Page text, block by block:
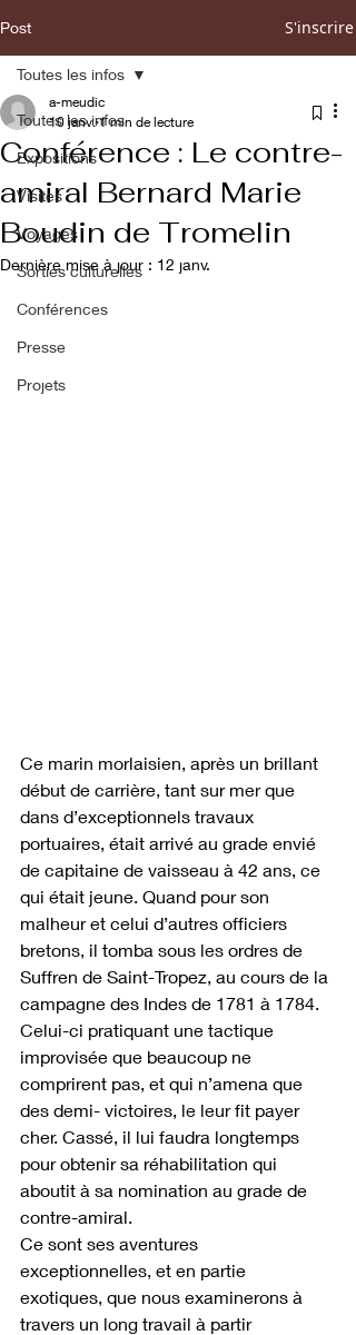
Post S'inscrire
Toutes les infos
Expositions
Visites
Voyages
Sorties culturelles
Conférences
Presse
Projets
Toutes les infos
Conférence : Le contre-
amiral Bernard Marie
Boudin de Tromelin
a-meudic
10 janv. 1 min de lecture
Dernière mise à jour : 12 janv.
Ce marin morlaisien, après un brillant
début de carrière, tant sur mer que
dans d’exceptionnels travaux
portuaires, était arrivé au grade envié
de capitaine de vaisseau à 42 ans, ce
qui était jeune. Quand pour son
malheur et celui d’autres officiers
bretons, il tomba sous les ordres de
Suffren de Saint-Tropez, au cours de la
campagne des Indes de 1781 à 1784.
Celui-ci pratiquant une tactique
improvisée que beaucoup ne
comprirent pas, et qui n’amena que
des demi- victoires, le leur fit payer
cher. Cassé, il lui faudra longtemps
pour obtenir sa réhabilitation qui
aboutit à sa nomination au grade de
contre-amiral.
Ce sont ses aventures
exceptionnelles, et en partie
exotiques, que nous examinerons à
travers un long travail à partir